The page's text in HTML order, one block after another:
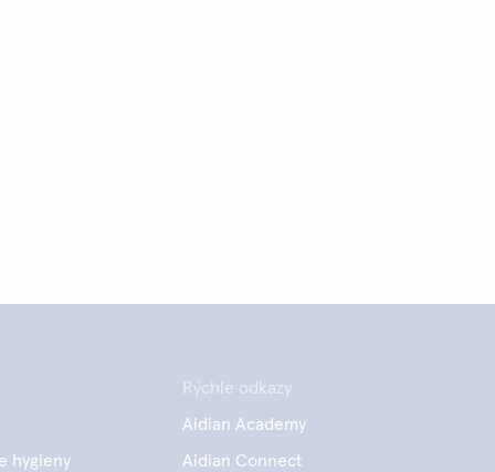
hygieny
Rýchle odkazy
Aidian Academy
Aidian Connect